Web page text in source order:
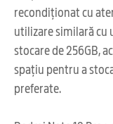
recondiționat cu
utilizare similară cu
stocare de 256GB,
spațiu pentru a
preferate.